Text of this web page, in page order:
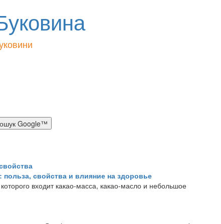
свойства и влияние на здоровье
входит какао-масса, какао-масло и небольшое